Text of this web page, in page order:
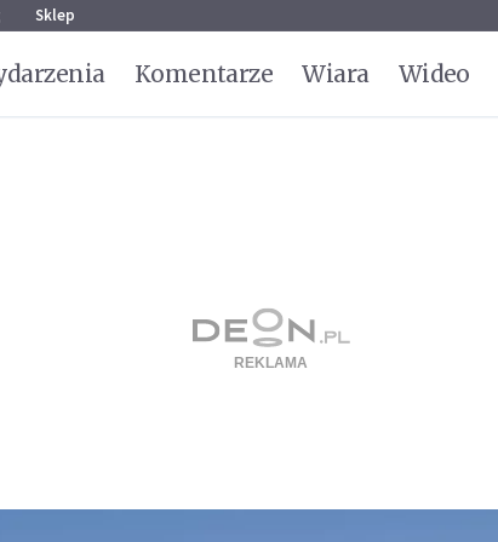
Sklep
Komentarze Wiara Wideo